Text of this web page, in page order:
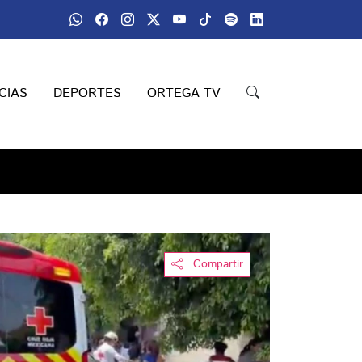
DEPORTES ORTEGA TV
Compartir